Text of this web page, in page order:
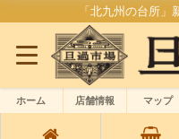
「北九州の台所」
ホーム 店舗情報 マップ